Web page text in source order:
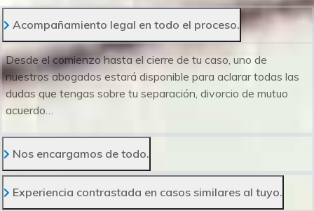
Acompañamiento legal en todo el proceso.
Desde el comienzo hasta el cierre de tu caso, uno de
nuestros abogados estará disponible para aclarar todas las
dudas que tengas sobre tu separación, divorcio de mutuo
acuerdo…
Nos encargamos de todo.
Experiencia contrastada en casos similares al tuyo.